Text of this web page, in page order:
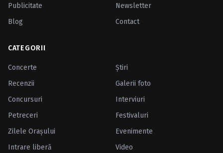
Publicitate
Newsletter
Blog
Contact
CATEGORII
Concerte
Ştiri
Recenzii
Galerii foto
Concursuri
Interviuri
Petreceri
Festivaluri
Zilele Oraşului
Evenimente
Intrare liberă
Video